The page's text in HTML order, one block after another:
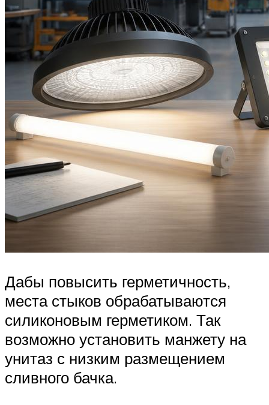
Дабы повысить герметичность,
места стыков обрабатываются
силиконовым герметиком. Так
возможно установить манжету на
унитаз с низким размещением
сливного бачка.